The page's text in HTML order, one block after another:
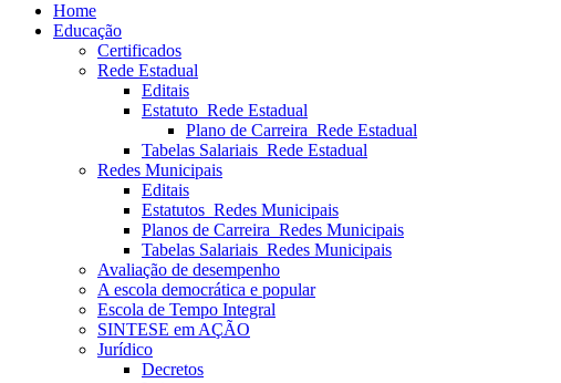
Home
Educação
Certificados
Rede Estadual
Editais
Estatuto_Rede Estadual
Plano de Carreira_Rede Estadual
Tabelas Salariais_Rede Estadual
Redes Municipais
Editais
Estatutos_Redes Municipais
Planos de Carreira_Redes Municipais
Tabelas Salariais_Redes Municipais
Avaliação de desempenho
A escola democrática e popular
Escola de Tempo Integral
SINTESE em AÇÃO
Jurídico
Decretos